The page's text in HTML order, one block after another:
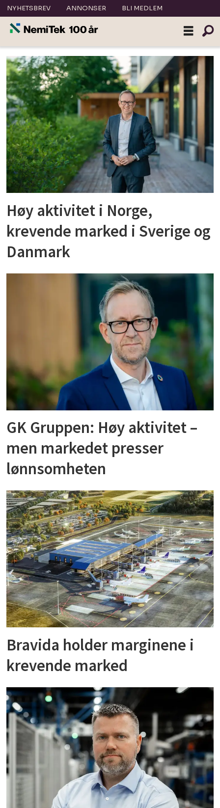
NYHETSBREV ANNONSER BLI MEDLEM
Tag:
økonomi
Høy aktivitet i Norge,
krevende marked i Sverige og
Danmark
GK Gruppen: Høy aktivitet –
men markedet presser
lønnsomheten
Bravida holder marginene i
krevende marked